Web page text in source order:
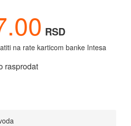
RSD
na rate karticom banke Intesa
rasprodat